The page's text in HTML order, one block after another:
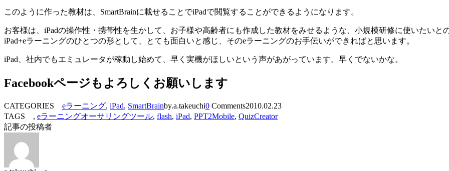
このように作った教材は、SmartBrainに載せることでiPadで閲覧することができるようになります。
お客様は、iPadの操作性・携帯性を生かして、お子様や高齢者にも作成した教材をみせるような、小規模研修に使いたいと
iPad+eラーニングのひとつの形として、とても面白いと感じ、そのeラーニングのお手伝いができればと思います。
iPad、社内でもエミュレータが稼動し始めて、早く実機がほしいという声があがっています。早くでないかな。
Facebookページもよろしくお願いします
CATEGORIES eラーニング, iPad, SmartBrainby.a.takeuchi0 Comments2010.02.23
TAGS , eラーニングオーサリングツール, flash, iPad, PPT2Mobile, QuizCreator
記事の投稿者